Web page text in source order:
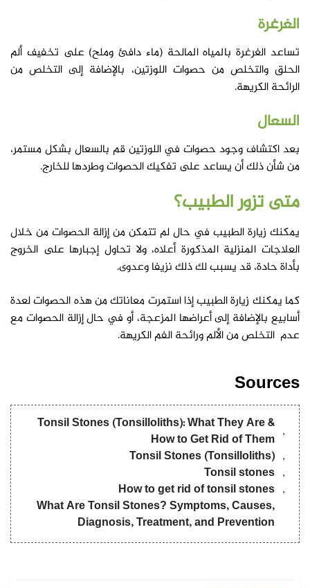
الغرغرة
تساعد الغرغرة بالمياه المالحة (ماء دافئ وملح) على تخفيف ألم
الحلق والتخلص من حصوات اللوزتين، بالإضافة إلى التخلص من
الرائحة الكريهة.
السعال
بعد اكتشاف وجود حصوات في اللوزتين قم بالسعال بشكل مستمر،
من شأن ذلك أن يساعد على تفكيك الحصوات وطردها للخارج.
متى تزور الطبيب؟
يمكنك زيارة الطبيب في حال لم تتمكن من إزالة الحصوات من خلال
العلاجات المنزلية المذكورة أعلاه، ولا تحاول إجبارها على الخروج
بأداة حادة، قد يسبب لك ذلك نزيفا وعدوى.
كما يمكنك زيارة الطبيب إذا استمرت معاناتك من هذه الحصوات لعدة
أسابيع بالإضافة إلى أعراضها المزعجة، أو في حال إزالة الحصوات مع
عدم التخلص من الألم ورائحة الفم الكريهة.
Sources
Tonsil Stones (Tonsilloliths): What They Are &
How to Get Rid of Them
Tonsil Stones (Tonsilloliths)
Tonsil stones
How to get rid of tonsil stones
What Are Tonsil Stones? Symptoms, Causes,
Diagnosis, Treatment, and Prevention